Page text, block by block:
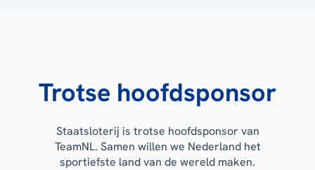
Trotse hoofdsponsor
Staatsloterij is trotse hoofdsponsor van
TeamNL. Samen willen we Nederland het
sportiefste land van de wereld maken.